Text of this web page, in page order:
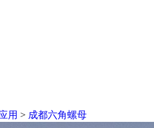
用 > 成都六角螺母